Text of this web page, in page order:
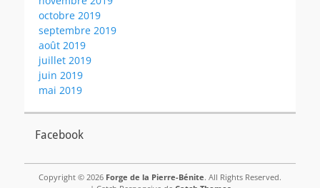
octobre 2019
septembre 2019
août 2019
juillet 2019
juin 2019
mai 2019
Facebook
Copyright © 2026 Forge de la Pierre-Bénite. All Rights Reserved.